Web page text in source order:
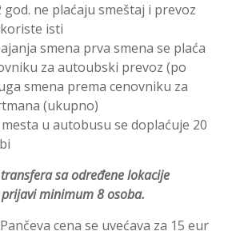
god. ne plaćaju smeštaj i prevoz
isti
smena prva smena se plaća
za autoubski prevoz (po
smena prema cenovniku za
(ukupno)
u autobusu se doplaćuje 20
sa određene lokacije
minimum 8 osoba.
cena se uvećava za 15 eur